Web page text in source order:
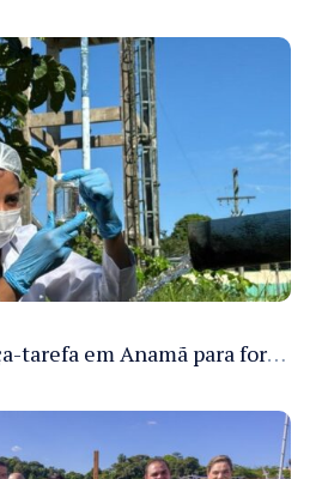
Cosama inicia força-tarefa em Anamã para fortalecer abastecimento de água e segurança hídrica da população